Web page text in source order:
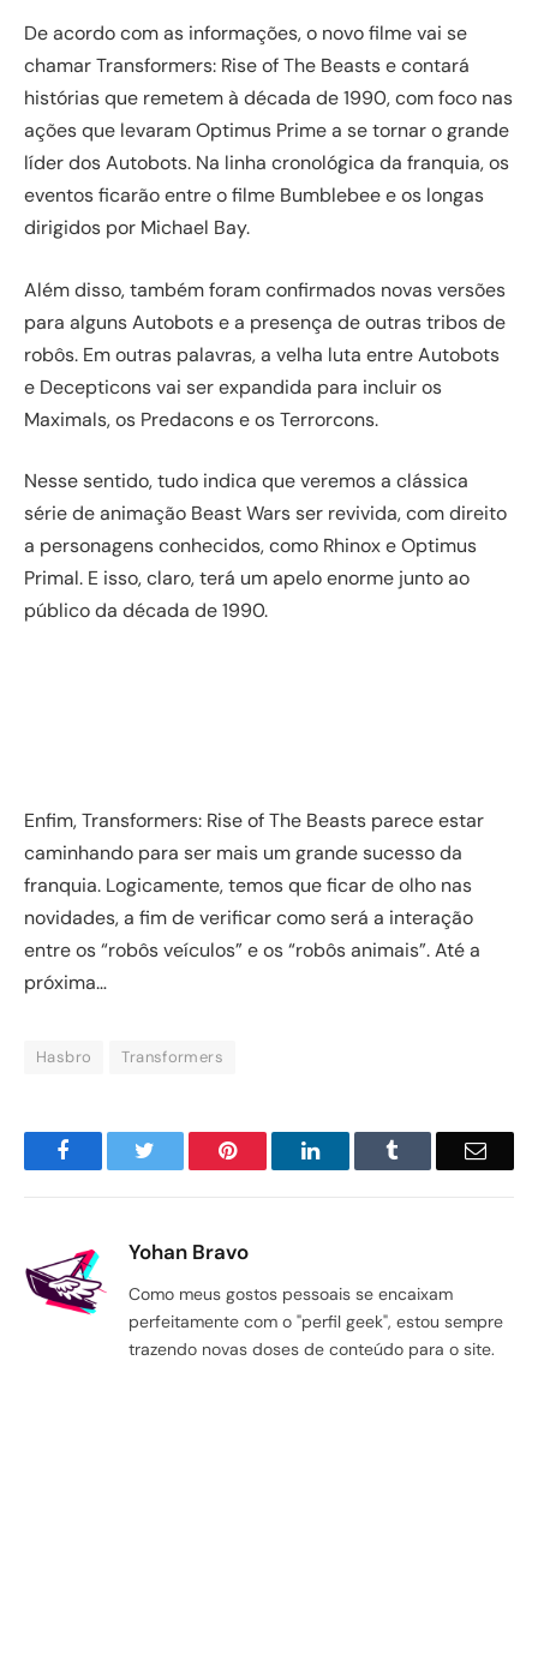
De acordo com as informações, o novo filme vai se
chamar Transformers: Rise of The Beasts e contará
histórias que remetem à década de 1990, com foco nas
ações que levaram Optimus Prime a se tornar o grande
líder dos Autobots. Na linha cronológica da franquia, os
eventos ficarão entre o filme Bumblebee e os longas
dirigidos por Michael Bay.
Além disso, também foram confirmados novas versões
para alguns Autobots e a presença de outras tribos de
robôs. Em outras palavras, a velha luta entre Autobots
e Decepticons vai ser expandida para incluir os
Maximals, os Predacons e os Terrorcons.
Nesse sentido, tudo indica que veremos a clássica
série de animação Beast Wars ser revivida, com direito
a personagens conhecidos, como Rhinox e Optimus
Primal. E isso, claro, terá um apelo enorme junto ao
público da década de 1990.
Enfim, Transformers: Rise of The Beasts parece estar
caminhando para ser mais um grande sucesso da
franquia. Logicamente, temos que ficar de olho nas
novidades, a fim de verificar como será a interação
entre os “robôs veículos” e os “robôs animais”. Até a
próxima…
Hasbro Transformers
Facebook Pinterest LinkedIn Email
Yohan Bravo
Como meus gostos pessoais se encaixam
perfeitamente com o "perfil geek", estou sempre
trazendo novas doses de conteúdo para o site.